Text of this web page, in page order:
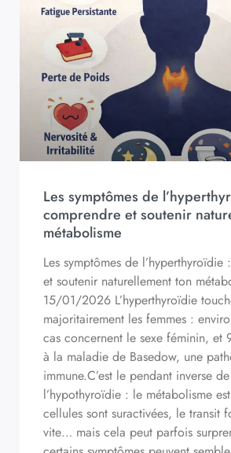
Les symptômes de
comprendre et soutenir
métabolisme
Les symptômes de
et soutenir naturellement ton
15/01/2026 L’hyperthyroïdie
majoritairement les femmes :
cas concernent le sexe féminin, et
à la maladie de Basedow, une
immune.C’est le pendant inverse de
l’hypothyroïdie : le métabolisme
cellules sont suractivées, le transit
vite… mais cela peut parfois